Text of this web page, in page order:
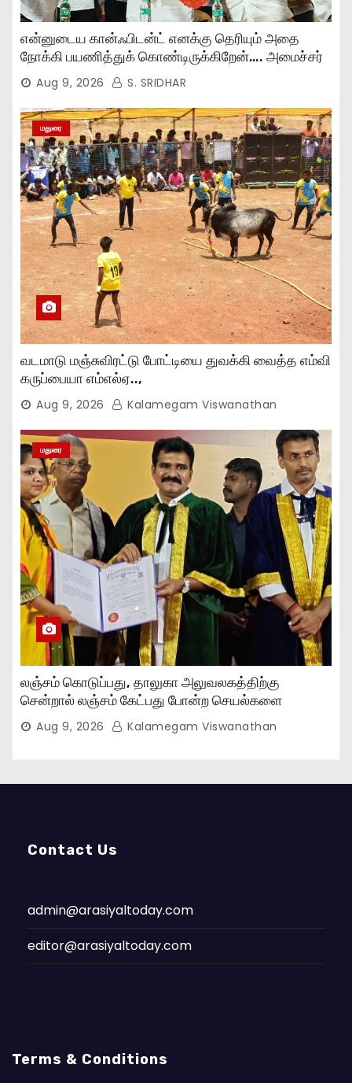
என்னுடைய கான்ஃபிடன்ட் எனக்கு தெரியும் அதை
நோக்கி பயணித்துக் கொண்டிருக்கிறேன்…. அமைச்சர்
முகமது பர்வேஸ் பேச்சு..,
Aug 9, 2026 S. SRIDHAR
மதுரை
வடமாடு மஞ்சுவிரட்டு போட்டியை துவக்கி வைத்த எம்வி
கருப்பையா எம்எல்ஏ..,
Aug 9, 2026 Kalamegam Viswanathan
மதுரை
லஞ்சம் கொடுப்பது, தாலுகா அலுவலகத்திற்கு
சென்றால் லஞ்சம் கேட்பது போன்ற செயல்களை
நிறுத்தியுள்ளோம்..,
Aug 9, 2026 Kalamegam Viswanathan
Contact Us
admin@arasiyaltoday.com
editor@arasiyaltoday.com
Terms & Conditions